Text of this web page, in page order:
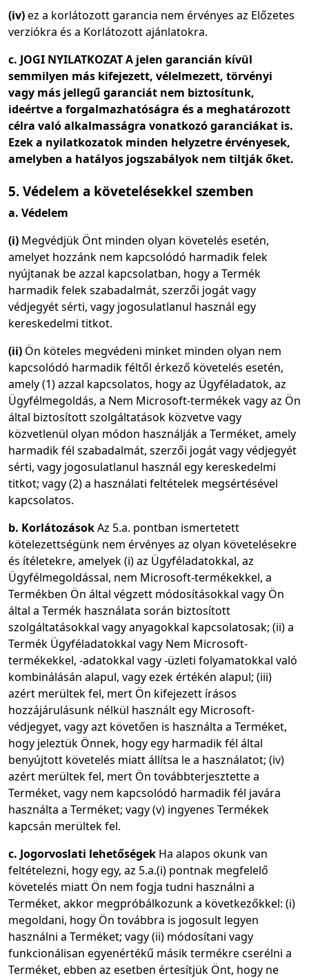
(iv)ez a korlátozott garancia nem érvényes az Előzetes
verziókra és a Korlátozott ajánlatokra.
c. JOGI NYILATKOZAT A jelen garancián kívül
semmilyen más kifejezett, vélelmezett, törvényi
vagy más jellegű garanciát nem biztosítunk,
ideértve a forgalmazhatóságra és a meghatározott
célra való alkalmasságra vonatkozó garanciákat is.
Ezek a nyilatkozatok minden helyzetre érvényesek,
amelyben a hatályos jogszabályok nem tiltják őket.
5. Védelem a követelésekkel szemben
a. Védelem
(i) Megvédjük Önt minden olyan követelés esetén,
amelyet hozzánk nem kapcsolódó harmadik felek
nyújtanak be azzal kapcsolatban, hogy a Termék
harmadik felek szabadalmát, szerzői jogát vagy
védjegyét sérti, vagy jogosulatlanul használ egy
kereskedelmi titkot.
(ii) Ön köteles megvédeni minket minden olyan nem
kapcsolódó harmadik féltől érkező követelés esetén,
amely (1) azzal kapcsolatos, hogy az Ügyféladatok, az
Ügyfélmegoldás, a Nem Microsoft-termékek vagy az Ön
által biztosított szolgáltatások közvetve vagy
közvetlenül olyan módon használják a Terméket, amely
harmadik fél szabadalmát, szerzői jogát vagy védjegyét
sérti, vagy jogosulatlanul használ egy kereskedelmi
titkot; vagy (2) a használati feltételek megsértésével
kapcsolatos.
b. KorlátozásokAz 5.a. pontban ismertetett
kötelezettségünk nem érvényes az olyan követelésekre
és ítéletekre, amelyek (i) az Ügyféladatokkal, az
Ügyfélmegoldással, nem Microsoft-termékekkel, a
Termékben Ön által végzett módosításokkal vagy Ön
által a Termék használata során biztosított
szolgáltatásokkal vagy anyagokkal kapcsolatosak; (ii) a
Termék Ügyféladatokkal vagy Nem Microsoft-
termékekkel, -adatokkal vagy -üzleti folyamatokkal való
kombinálásán alapul, vagy ezek értékén alapul; (iii)
azért merültek fel, mert Ön kifejezett írásos
hozzájárulásunk nélkül használt egy Microsoft-
védjegyet, vagy azt követően is használta a Terméket,
hogy jeleztük Önnek, hogy egy harmadik fél által
benyújtott követelés miatt állítsa le a használatot; (iv)
azért merültek fel, mert Ön továbbterjesztette a
Terméket, vagy nem kapcsolódó harmadik fél javára
használta a Terméket; vagy (v) ingyenes Termékek
kapcsán merültek fel.
c. Jogorvoslati lehetőségek Ha alapos okunk van
feltételezni, hogy egy, az 5.a.(i) pontnak megfelelő
követelés miatt Ön nem fogja tudni használni a
Terméket, akkor megpróbálkozunk a következőkkel: (i)
megoldani, hogy Ön továbbra is jogosult legyen
használni a Terméket; vagy (ii) módosítani vagy
funkcionálisan egyenértékű másik termékre cserélni a
Terméket, ebben az esetben értesítjük Önt, hogy ne